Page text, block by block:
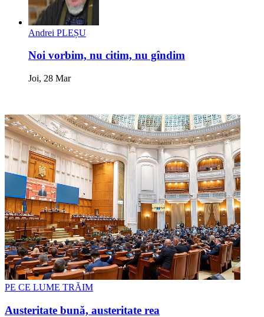
Andrei PLEȘU
Noi vorbim, nu citim, nu gîndim
Joi, 28 Mar
PE CE LUME TRĂIM
Austeritate bună, austeritate rea